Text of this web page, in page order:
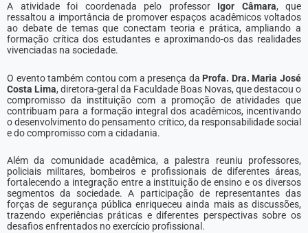
A atividade foi coordenada pelo professor Igor Câmara, que
ressaltou a importância de promover espaços acadêmicos voltados
ao debate de temas que conectam teoria e prática, ampliando a
formação crítica dos estudantes e aproximando-os das realidades
vivenciadas na sociedade.
O evento também contou com a presença da Profa. Dra. Maria José
Costa Lima, diretora-geral da Faculdade Boas Novas, que destacou o
compromisso da instituição com a promoção de atividades que
contribuam para a formação integral dos acadêmicos, incentivando
o desenvolvimento do pensamento crítico, da responsabilidade social
e do compromisso com a cidadania.
Além da comunidade acadêmica, a palestra reuniu professores,
policiais militares, bombeiros e profissionais de diferentes áreas,
fortalecendo a integração entre a instituição de ensino e os diversos
segmentos da sociedade. A participação de representantes das
forças de segurança pública enriqueceu ainda mais as discussões,
trazendo experiências práticas e diferentes perspectivas sobre os
desafios enfrentados no exercício profissional.